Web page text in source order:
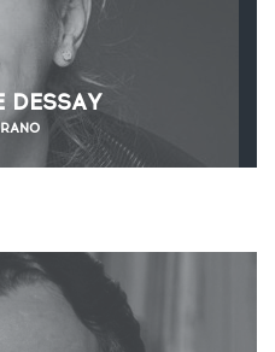
DESSAY